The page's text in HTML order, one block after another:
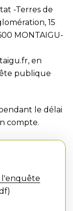
-Terres de
15
MONTAIGU-
, en
publique
le délai
compte.